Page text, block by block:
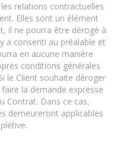
relations contractuelles
Elles sont un élément
il ne pourra être dérogé à
a consenti au préalable et
en aucune manière
conditions générales
le Client souhaite déroger
la demande expresse
Contrat. Dans ce cas,
demeureront applicables